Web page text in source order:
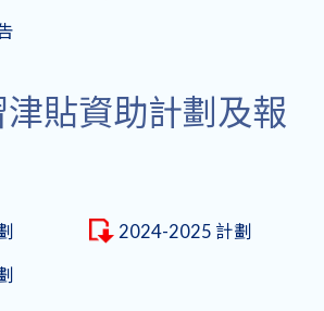
貼資助計劃及報
2024-2025 計劃